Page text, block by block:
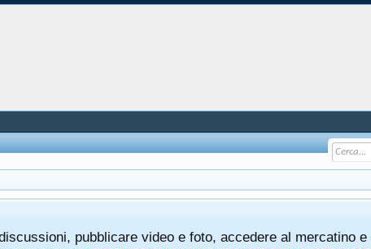
pubblicare video e foto, accedere al mercatino